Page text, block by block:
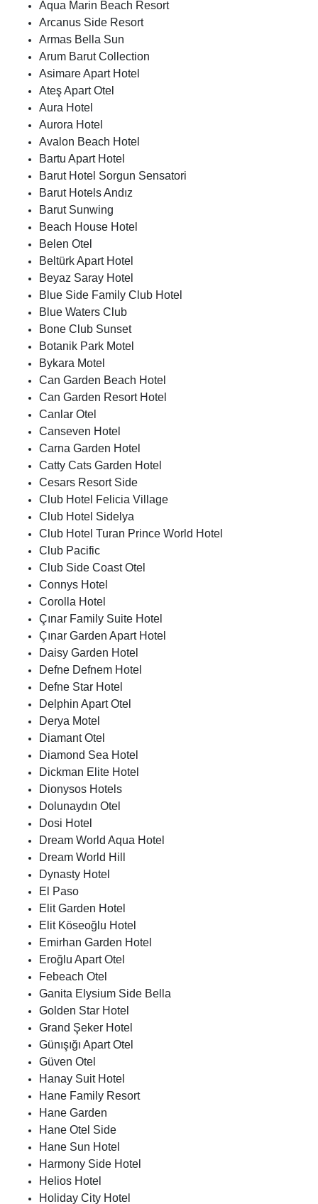
Aqua Marin Beach Resort
Arcanus Side Resort
Armas Bella Sun
Arum Barut Collection
Asimare Apart Hotel
Ateş Apart Otel
Aura Hotel
Aurora Hotel
Avalon Beach Hotel
Bartu Apart Hotel
Barut Hotel Sorgun Sensatori
Barut Hotels Andız
Barut Sunwing
Beach House Hotel
Belen Otel
Beltürk Apart Hotel
Beyaz Saray Hotel
Blue Side Family Club Hotel
Blue Waters Club
Bone Club Sunset
Botanik Park Motel
Bykara Motel
Can Garden Beach Hotel
Can Garden Resort Hotel
Canlar Otel
Canseven Hotel
Carna Garden Hotel
Catty Cats Garden Hotel
Cesars Resort Side
Club Hotel Felicia Village
Club Hotel Sidelya
Club Hotel Turan Prince World Hotel
Club Pacific
Club Side Coast Otel
Connys Hotel
Corolla Hotel
Çınar Family Suite Hotel
Çınar Garden Apart Hotel
Daisy Garden Hotel
Defne Defnem Hotel
Defne Star Hotel
Delphin Apart Otel
Derya Motel
Diamant Otel
Diamond Sea Hotel
Dickman Elite Hotel
Dionysos Hotels
Dolunaydın Otel
Dosi Hotel
Dream World Aqua Hotel
Dream World Hill
Dynasty Hotel
El Paso
Elit Garden Hotel
Elit Köseoğlu Hotel
Emirhan Garden Hotel
Eroğlu Apart Otel
Febeach Otel
Ganita Elysium Side Bella
Golden Star Hotel
Grand Şeker Hotel
Günışığı Apart Otel
Güven Otel
Hanay Suit Hotel
Hane Family Resort
Hane Garden
Hane Otel Side
Hane Sun Hotel
Harmony Side Hotel
Helios Hotel
Holiday City Hotel